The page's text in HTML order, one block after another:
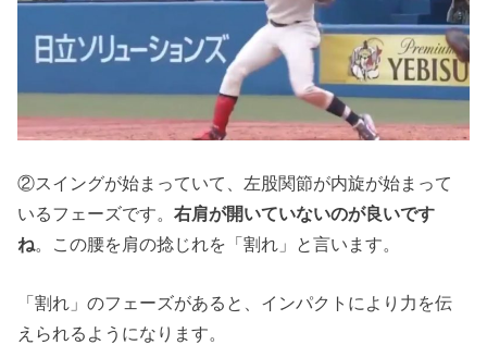
②スイングが始まっていて、左股関節が内旋が始まって
いるフェーズです。右肩が開いていないのが良いです
ね。この腰を肩の捻じれを「割れ」と言います。
「割れ」のフェーズがあると、インパクトにより力を伝
えられるようになります。